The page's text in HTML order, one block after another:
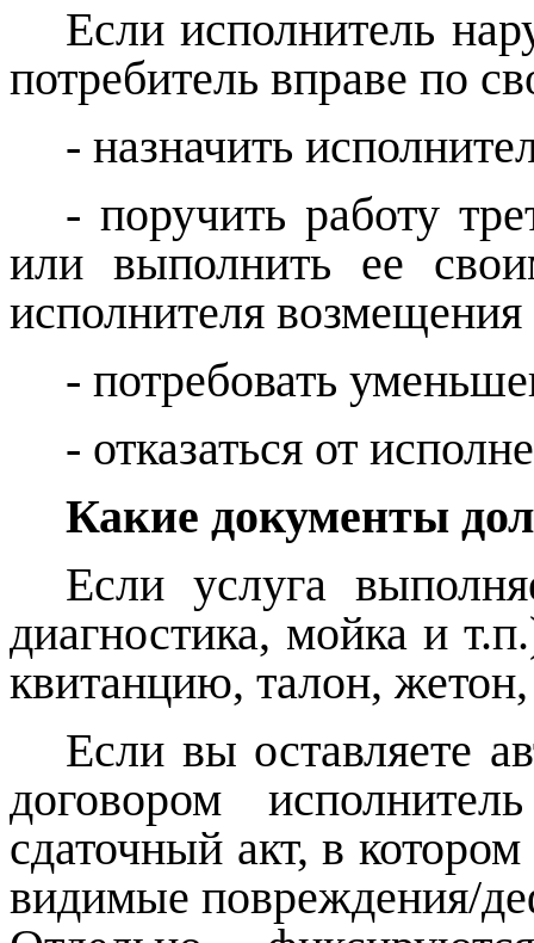
Если исполнитель
потребитель вправе по
- назначить
- поручить работу
или выполнить ее
исполнителя возмещения
- потребовать
- отказаться от
Какие документы
Если услуга
диагностика, мойка и
квитанцию, талон,
Если вы оставляете
договором
сдаточный акт, в
видимые повреждения/